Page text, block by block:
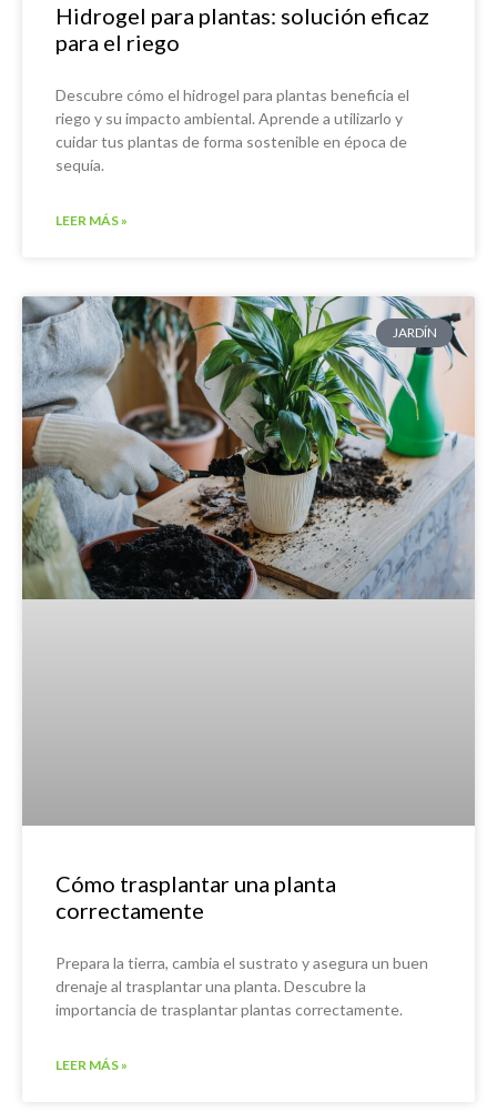
Hidrogel para plantas: solución eficaz
para el riego
Descubre cómo el hidrogel para plantas beneficia el
riego y su impacto ambiental. Aprende a utilizarlo y
cuidar tus plantas de forma sostenible en época de
sequía.
LEER MÁS »
JARDÍN
Cómo trasplantar una planta
correctamente
Prepara la tierra, cambia el sustrato y asegura un buen
drenaje al trasplantar una planta. Descubre la
importancia de trasplantar plantas correctamente.
LEER MÁS »